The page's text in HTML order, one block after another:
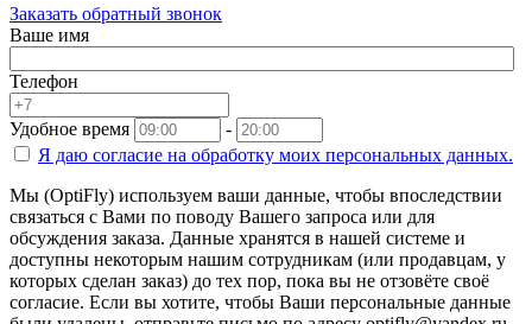
Заказать обратный звонок
Ваше имя
Телефон
Удобное время
-
Я даю согласие на обработку моих персональных данных.
Мы (OptiFly) используем ваши данные, чтобы впоследствии
связаться с Вами по поводу Вашего запроса или для
обсуждения заказа. Данные хранятся в нашей системе и
доступны некоторым нашим сотрудникам (или продавцам, у
которых сделан заказ) до тех пор, пока вы не отзовёте своё
согласие. Если вы хотите, чтобы Ваши персональные данные